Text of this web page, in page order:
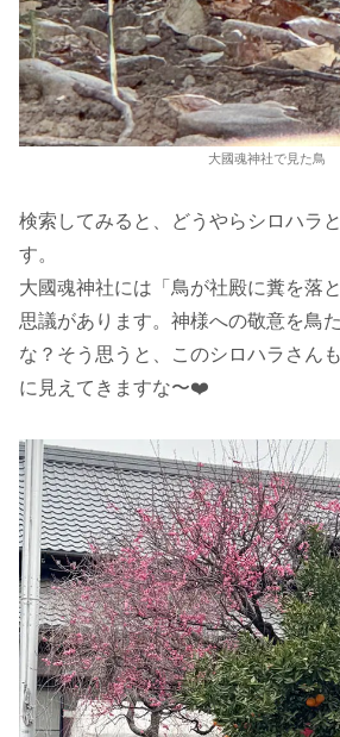
大國魂神社で見た鳥
検索してみると、どうやらシロハラ
す。
大國魂神社には「鳥が社殿に糞を落
思議があります。神様への敬意を鳥
な？そう思うと、このシロハラさん
に見えてきますな〜❤️